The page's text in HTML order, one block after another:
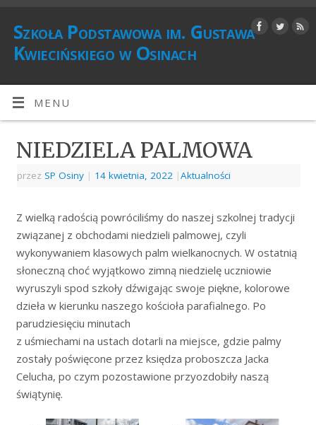
Szkoła Podstawowa im. Gustawa
Kwiecińskiego w Osinach
MENU
NIEDZIELA PALMOWA
przez SP Osiny | 14 kwietnia, 2022 |Aktualności
Z wielką radością powróciliśmy do naszej szkolnej tradycji
związanej z obchodami niedzieli palmowej, czyli
wykonywaniem klasowych palm wielkanocnych. W ostatnią
słoneczną choć wyjątkowo zimną niedzielę uczniowie
wyruszyli spod szkoły dźwigając swoje piękne, kolorowe
dzieła w kierunku naszego kościoła parafialnego. Po
parudziesięciu minutach
z uśmiechami na ustach dotarli na miejsce, gdzie palmy
zostały poświęcone przez księdza proboszcza Jacka
Celucha, po czym pozostawione przyozdobiły naszą
świątynię.